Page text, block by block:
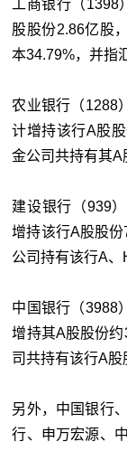
工商银行（1398
股股份2.86亿股
本34.79%，并指
农业银行（1288
计增持该行A股
金公司共持有其A
建设银行（939
增持该行A股股
公司持有该行A、
中国银行（3988
增持其A股股份
司共持有该行A股
另外，中国银行
行、申万宏源、